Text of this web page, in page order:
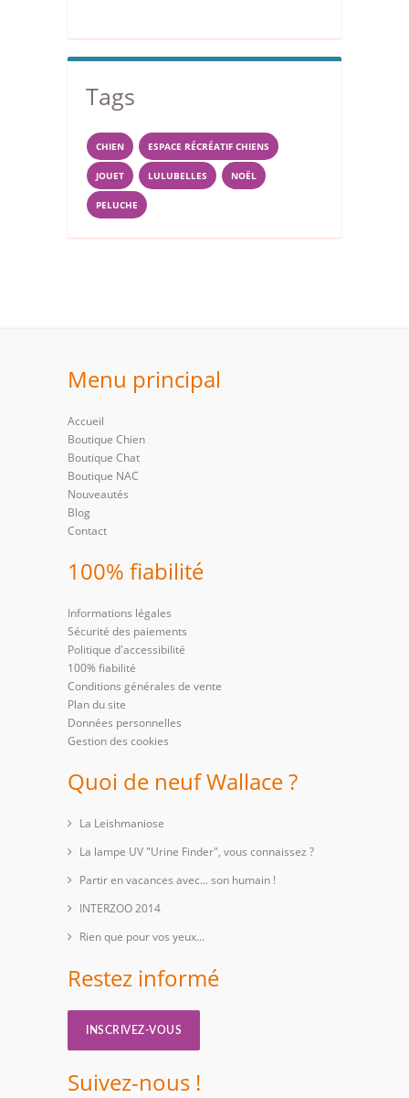
Tags
CHIEN ESPACE RÉCRÉATIF CHIENS
JOUET LULUBELLES NOËL
PELUCHE
Menu principal
Accueil
Boutique Chien
Boutique Chat
Boutique NAC
Nouveautés
Blog
Contact
100% fiabilité
Informations légales
Sécurité des paiements
Politique d'accessibilité
100% fiabilité
Conditions générales de vente
Plan du site
Données personnelles
Gestion des cookies
Quoi de neuf Wallace ?
La Leishmaniose
La lampe UV "Urine Finder", vous connaissez ?
Partir en vacances avec… son humain !
INTERZOO 2014
Rien que pour vos yeux...
Restez informé
INSCRIVEZ-VOUS
Suivez-nous !